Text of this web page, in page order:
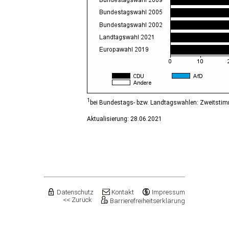
1 bei Bundestags- bzw. Landtagswahlen:
Aktualisierung: 28.06.2021
Impressum
Kontakt
Datenschutz
Barrierefreiheitserklärung
<< Zurück